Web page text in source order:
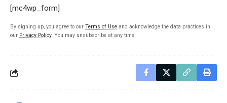
[mc4wp_form]
By signing up, you agree to our Terms of Use and acknowledge the data practices in
our Privacy Policy. You may unsubscribe at any time.